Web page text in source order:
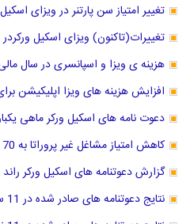
تغییر امتیاز سن پارتنر در ویزای
تغییرات(تاکنون) ویزای اسکیل
هزینه ی ویزا و اسپانسری در سال مالی 2018 -
افزایش هزینه های ویزا اپلیکیشن
دعوت نامه های اسکیل ورکر ماهی
کاهش امتیاز مشاغل غیر پروراتا به 70 امتیاز و افزایش تعداد دعوتنامه
گزارش دعوتنامه های اسکیل ورکر راند 11 آگوست 2018
نتایج دعوتنامه های صادر شده در 11 سپتامبر 2018